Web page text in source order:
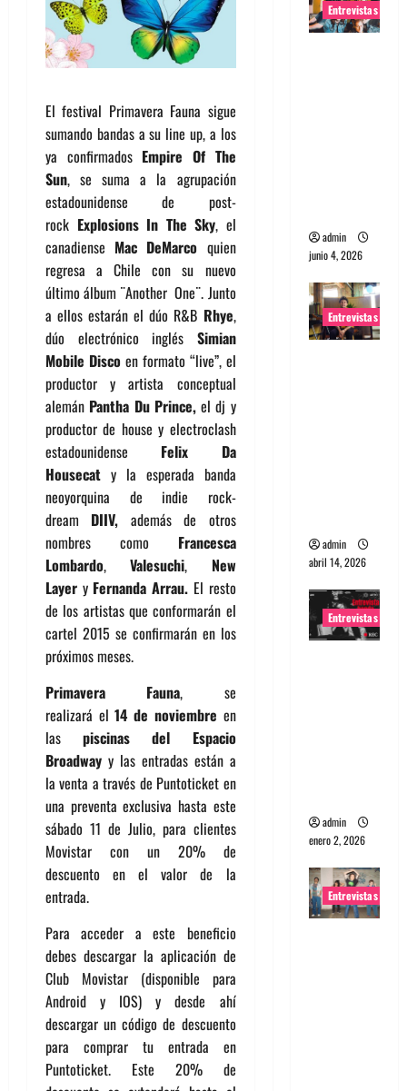
El festival Primavera Fauna sigue
sumando bandas a su line up, a los
ya confirmados Empire Of The
Sun, se suma a la agrupación
estadounidense de post-
rock Explosions In The Sky, el
canadiense Mac DeMarco quien
regresa a Chile con su nuevo
último álbum ¨Another One¨. Junto
a ellos estarán el dúo R&B Rhye,
dúo electrónico inglés Simian
Mobile Discoen formato “live”, el
productor y artista conceptual
alemán Pantha Du Prince,el dj y
productor de house y electroclash
estadounidense Felix Da
Housecat y la esperada banda
neoyorquina de indie rock-
dream DIIV, además de otros
nombres como Francesca
Lombardo, Valesuchi, New
Layer yFernanda Arrau. El resto
de los artistas que conformarán el
cartel 2015 se confirmarán en los
próximos meses.
Primavera Fauna, se
realizará el 14 de noviembre en
las piscinas del Espacio
Broadway y las entradas están a
la venta a través de Puntoticket en
una preventa exclusiva hasta este
sábado 11 de Julio, para clientes
Movistar con un 20% de
descuento en el valor de la
entrada.
Para acceder a este beneficio
debes descargar la aplicación de
Club Movistar (disponible para
Android y IOS) y desde ahí
descargar un código de descuento
para comprar tu entrada en
Puntoticket. Este 20% de
Entrevistas
admin
junio 4, 2026
Entrevistas
admin
abril 14, 2026
Entrevistas
admin
enero 2, 2026
Entrevistas